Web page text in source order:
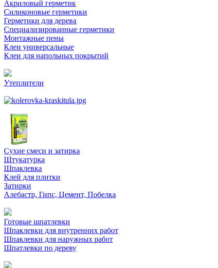
Акриловый герметик
Силиконовые герметики
Герметики для дерева
Специализированные герметики
Монтажные пены
Клеи универсальные
Клеи для напольных покрытий
Утеплители
Сухие смеси и затирка
Штукатурка
Шпаклевка
Клей для плитки
Затирки
Алебастр, Гипс, Цемент, Побелка
Готовые шпатлевки
Шпаклевки для внутренних работ
Шпаклевки для наружных работ
Шпатлевки по дереву